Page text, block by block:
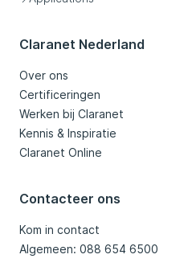
Claranet Nederland
Over ons
Certificeringen
Werken bij Claranet
Kennis & Inspiratie
Claranet Online
Contacteer ons
Kom in contact
Algemeen: 088 654 6500